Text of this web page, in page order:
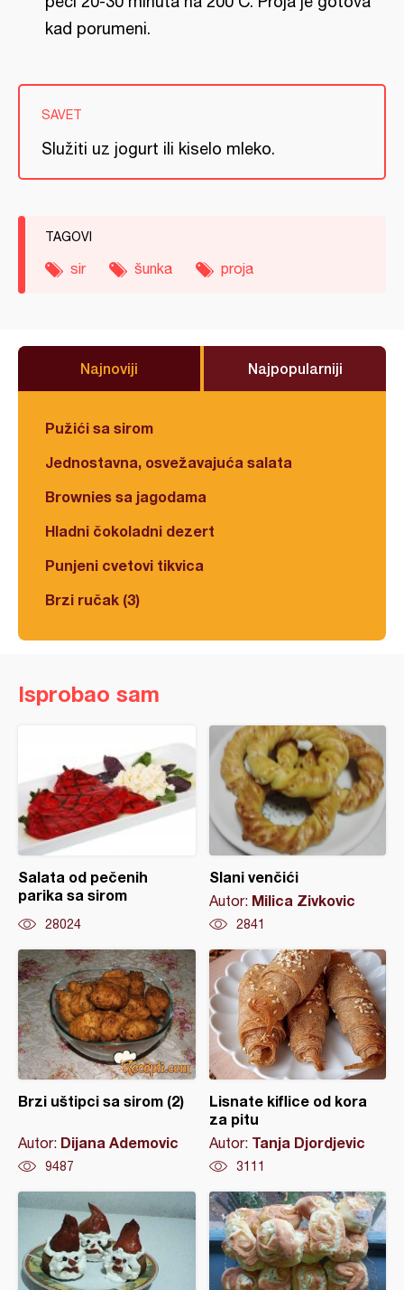
kad porumeni.
SAVET
Služiti uz jogurt ili kiselo mleko.
TAGOVI
sir šunka proja
Najnoviji Najpopularniji
Pužići sa sirom
Jednostavna, osvežavajuća salata
Brownies sa jagodama
Hladni čokoladni dezert
Punjeni cvetovi tikvica
Brzi ručak (3)
Isprobao sam
Salata od pečenih
parika sa sirom
28024
Slani venčići
Autor: Milica Zivkovic
2841
Brzi uštipci sa sirom (2)
Autor: Dijana Ademovic
9487
Lisnate kiflice od kora
za pitu
Autor: Tanja Djordjevic
3111